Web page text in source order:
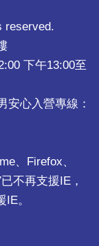
reserved.
下午13:00至
安心入營專線：
、Firefox、
不再支援IE，
。